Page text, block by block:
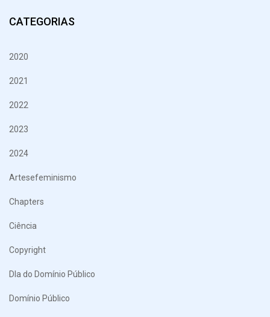
CATEGORIAS
2020
2021
2022
2023
2024
Artesefeminismo
Chapters
Ciência
Copyright
DIa do Domínio Público
Domínio Público